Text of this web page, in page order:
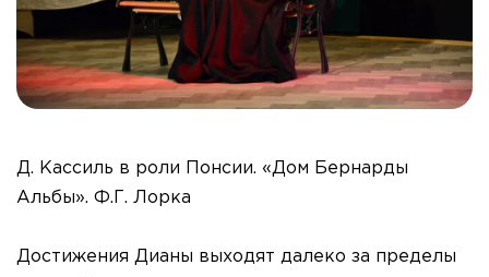
Д. Кассиль в роли Понсии. «Дом Бернарды
Альбы». Ф.Г. Лорка
Достижения Дианы выходят далеко за пределы